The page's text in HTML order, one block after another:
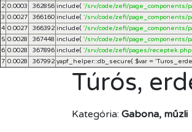
2 0.0003 362856 include( '/srv/code/zefi/page_components/
3 0.0027 366160 include( '/srv/code/zefi/page_components/
4 0.0027 366392 include( '/srv/code/zefi/page_components/
5 0.0028 367448 include( '/srv/code/zefi/page_components/
6 0.0028 367896 include( '/srv/code/zefi/pages/receptek.php
7 0.0028 367992 yapf_helper::db_secure( $var =
Túrós,
Kategória: Gabona, műzli